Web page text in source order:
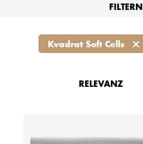
FILTERN
Kvadrat Soft Cells
RELEVANZ